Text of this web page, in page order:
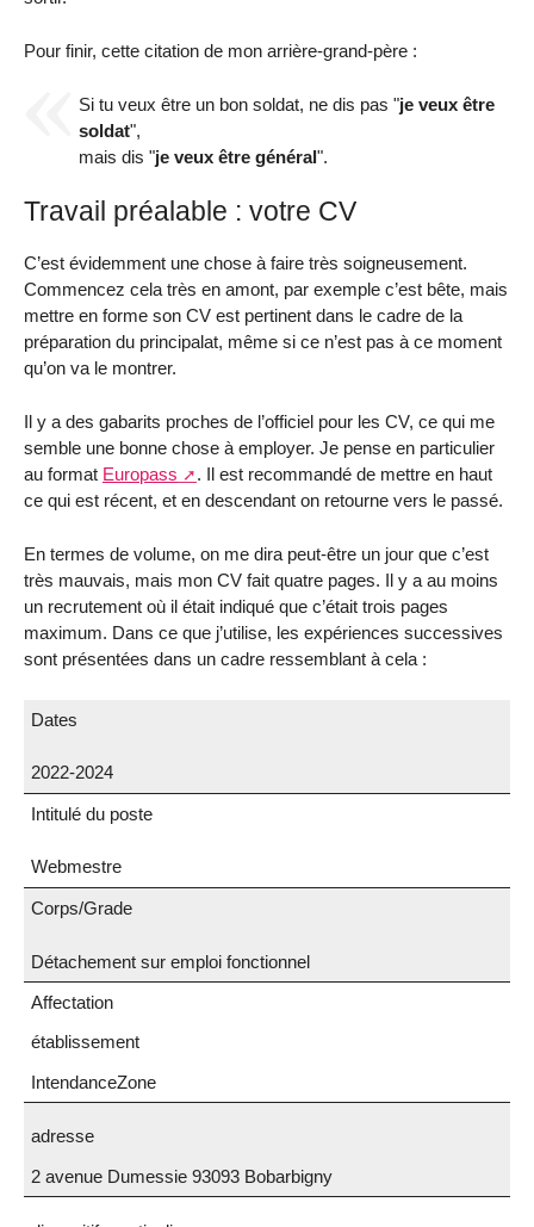
Pour finir, cette citation de mon arrière-grand-père :
Si tu veux être un bon soldat, ne dis pas "je veux être
soldat",
mais dis "je veux être général".
Travail préalable : votre CV
C’est évidemment une chose à faire très soigneusement.
Commencez cela très en amont, par exemple c’est bête, mais
mettre en forme son CV est pertinent dans le cadre de la
préparation du principalat, même si ce n’est pas à ce moment
qu’on va le montrer.
Il y a des gabarits proches de l’officiel pour les CV, ce qui me
semble une bonne chose à employer. Je pense en particulier
au format Europass
. Il est recommandé de mettre en haut
ce qui est récent, et en descendant on retourne vers le passé.
En termes de volume, on me dira peut-être un jour que c’est
très mauvais, mais mon CV fait quatre pages. Il y a au moins
un recrutement où il était indiqué que c’était trois pages
maximum. Dans ce que j’utilise, les expériences successives
sont présentées dans un cadre ressemblant à cela :
Dates
2022-2024
Intitulé du poste
Webmestre
Corps/Grade
Détachement sur emploi fonctionnel
Affectation
établissement
IntendanceZone
adresse
2 avenue Dumessie 93093 Bobarbigny